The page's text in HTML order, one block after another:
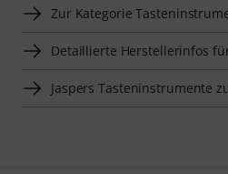
Zur Kategorie
Detaillierte Herstellerinfos
Jaspers Tasteninstrumente